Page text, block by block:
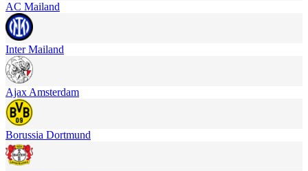
AC Mailand
Inter Mailand
Ajax Amsterdam
Borussia Dortmund